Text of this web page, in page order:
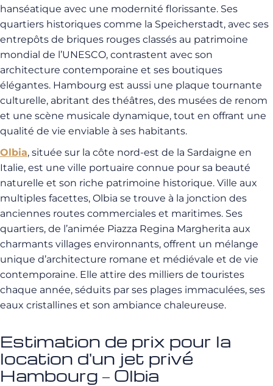
hanséatique avec une modernité florissante. Ses
quartiers historiques comme la Speicherstadt, avec ses
entrepôts de briques rouges classés au patrimoine
mondial de l’UNESCO, contrastent avec son
architecture contemporaine et ses boutiques
élégantes. Hambourg est aussi une plaque tournante
culturelle, abritant des théâtres, des musées de renom
et une scène musicale dynamique, tout en offrant une
qualité de vie enviable à ses habitants.
Olbia, située sur la côte nord-est de la Sardaigne en
Italie, est une ville portuaire connue pour sa beauté
naturelle et son riche patrimoine historique. Ville aux
multiples facettes, Olbia se trouve à la jonction des
anciennes routes commerciales et maritimes. Ses
quartiers, de l’animée Piazza Regina Margherita aux
charmants villages environnants, offrent un mélange
unique d’architecture romane et médiévale et de vie
contemporaine. Elle attire des milliers de touristes
chaque année, séduits par ses plages immaculées, ses
eaux cristallines et son ambiance chaleureuse.
Estimation de prix pour la
location d'un jet privé
Hambourg – Olbia